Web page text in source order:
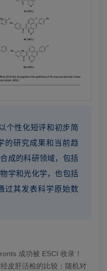
个性化短评和初步简
的研究成果和当前趋
成的科研领域，包括
学和光化学，也包括
过其发表科学原始数
成功被 ESCI 收录！
皮肝活检的比较：随机对